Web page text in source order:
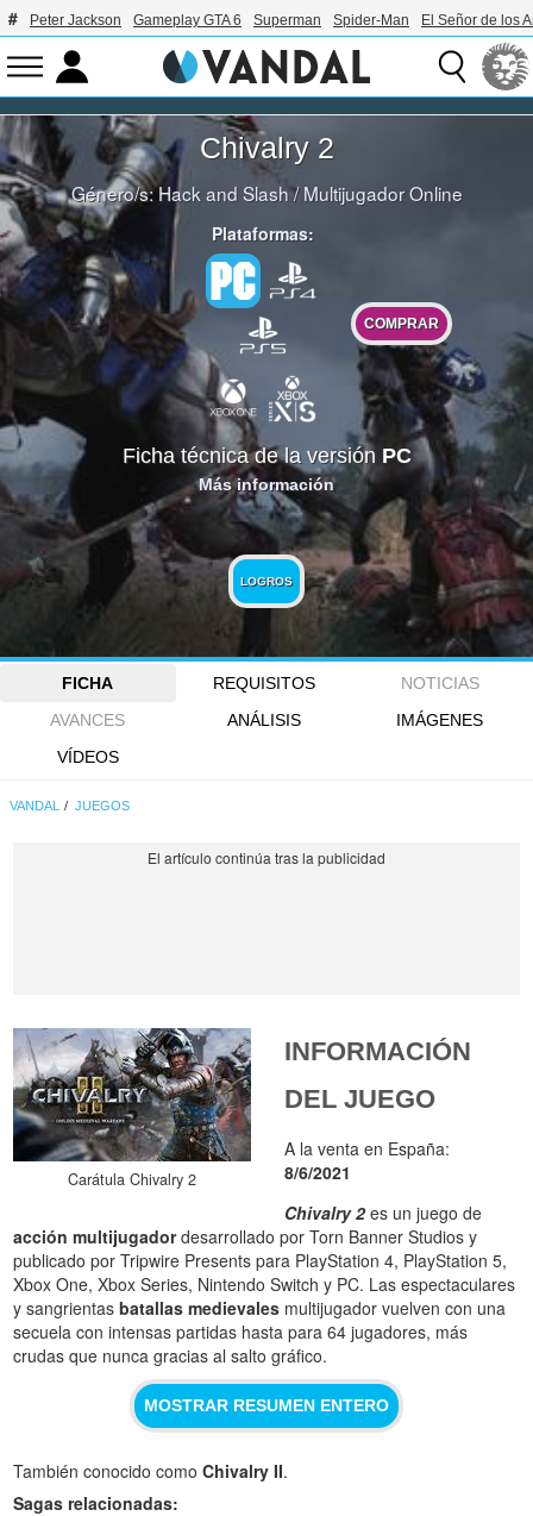
Peter Jackson Gameplay GTA 6 Superman Spider-Man El Señor de los
Chivalry 2
Género/s:Hack and Slash/Multijugador Online
Plataformas:
COMPRAR
Ficha técnica de la versión PC
Más información
LOGROS
FICHA REQUISITOS
NOTICIAS
AVANCES
ANÁLISIS
IMÁGENES
VÍDEOS
VANDAL JUEGOS
Carátula Chivalry 2
INFORMACIÓN
DEL JUEGO
A la venta en España:
8/6/2021
Chivalry 2es un juego de
acción multijugadordesarrollado por Torn Banner Studios y
publicado por Tripwire Presents para PlayStation 4, PlayStation 5,
Xbox One, Xbox Series, Nintendo Switch y PC. Las espectaculares
y sangrientasbatallas medievales multijugador vuelven con una
secuela con intensas partidas hasta para 64 jugadores, más
crudas que nunca gracias al salto gráfico.
MOSTRAR RESUMEN ENTERO
También conocido comoChivalry II.
Sagas relacionadas: